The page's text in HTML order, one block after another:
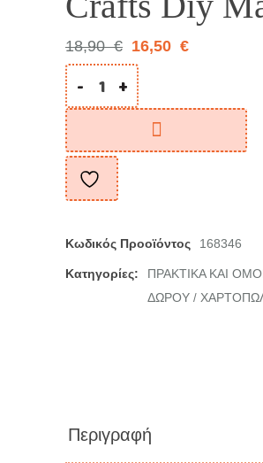
18,90 € 16,50 €
- +
Κωδικός Προοϊόντος 168346
Κατηγορίες: ΠΡΑΚΤΙΚΑ ΚΑΙ
ΔΩΡΟΥ /
Περιγραφή